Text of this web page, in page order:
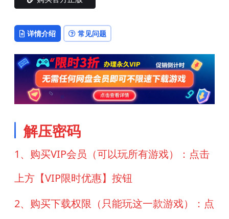
详情介绍 常见问题
解压密码
1、购买VIP会员（可以玩所有游戏）：点击
上方【VIP限时优惠】按钮
2、购买下载权限（只能玩这一款游戏）：点